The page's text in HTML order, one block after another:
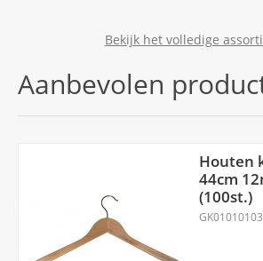
Bekijk het volledige
Aanbevolen
Houten
44cm
(100st.)